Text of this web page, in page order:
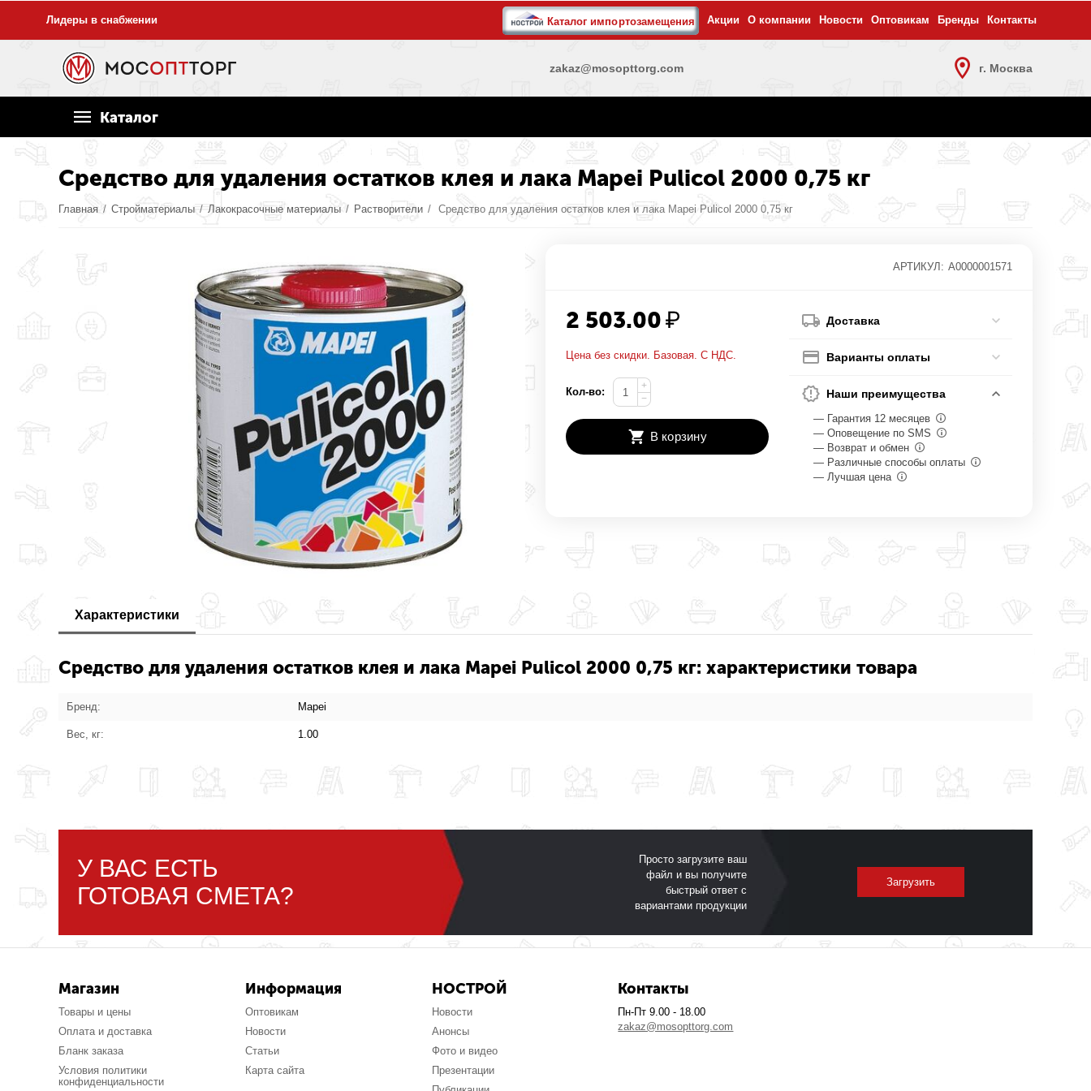
Лидеры в снабжении Каталог импортозамещения Акции О компании Новости Оптовикам Бренды Контакты
zakaz@mosopttorg.com г. Москва
Каталог
Средство для удаления остатков клея и лака Mapei Pulicol 2000 0,75 кг
Главная / Стройматериалы / Лакокрасочные материалы / Растворители / Средство для удаления остатков клея и лака Mapei Pulicol 2000 0,75 кг
АРТИКУЛ: А0000001571
2 503.00₽
Цена без скидки. Базовая. С НДС.
Кол-во:
+
−
В корзину
Доставка
Варианты оплаты
Наши преимущества
— Гарантия 12 месяцев
— Оповещение по SMS
— Возврат и обмен
— Различные способы оплаты
— Лучшая цена
Характеристики
Средство для удаления остатков клея и лака Mapei Pulicol 2000 0,75 кг: характеристики товара
Бренд: Mapei
Вес, кг: 1.00
У ВАС ЕСТЬ
ГОТОВАЯ СМЕТА?
Просто загрузите ваш
файл и вы получите
быстрый ответ с
вариантами продукции
Загрузить
Магазин
Товары и цены
Оплата и доставка
Бланк заказа
Условия политики
конфиденциальности
Информация
Оптовикам
Новости
Статьи
Карта сайта
НОСТРОЙ
Новости
Анонсы
Фото и видео
Презентации
Контакты
Пн-Пт 9.00 - 18.00
zakaz@mosopttorg.com